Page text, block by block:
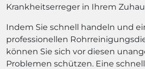
Krankheitserreger in Ihrem
Indem Sie schnell handeln und
professionellen
können Sie sich vor diesen
Problemen schützen. Eine